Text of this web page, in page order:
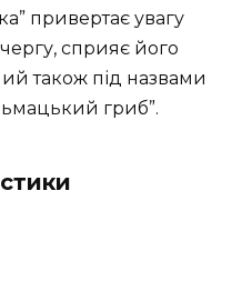
привертає увагу
сприяє його
також під назвами
гриб”.